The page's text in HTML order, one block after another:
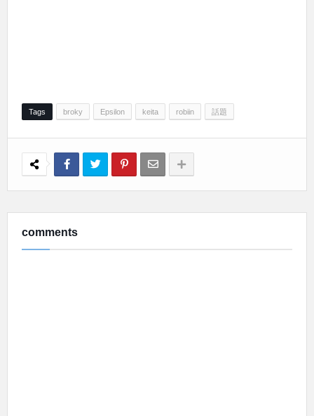
Tags broky Epsilon keita robiin 話題
comments